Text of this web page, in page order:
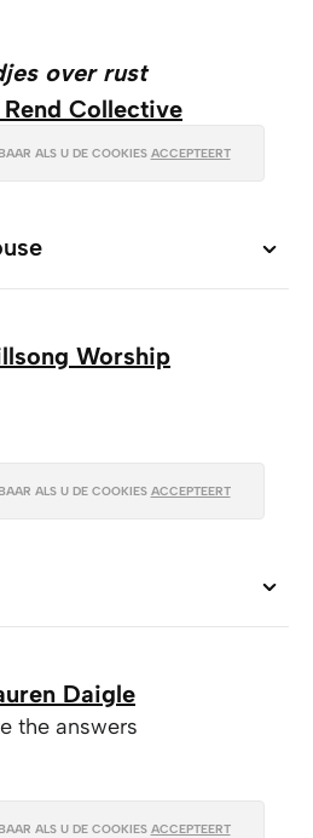
over rust
Collective
my troubled sea”
ALS U DE COOKIES ACCEPTEERT
Worship
ALS U DE COOKIES ACCEPTEERT
Daigle
the answers
ALS U DE COOKIES ACCEPTEERT